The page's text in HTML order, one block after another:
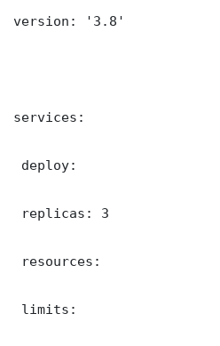
version: '3.8'
services:
deploy:
replicas: 3
resources:
limits: